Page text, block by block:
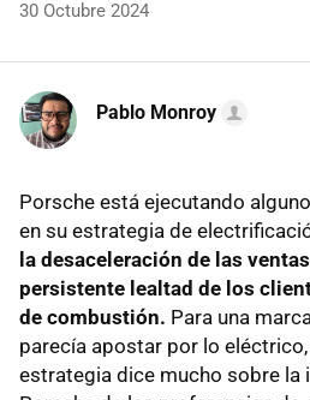
30 Octubre 2024
Pablo Monroy
Porsche está ejecutando
en su estrategia de
la desaceleración de las
persistente lealtad de los
de combustión. Para una
parecía apostar por lo
estrategia dice mucho sobre la